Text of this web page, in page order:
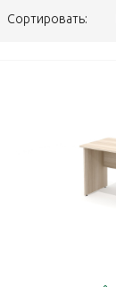
Сортировать: